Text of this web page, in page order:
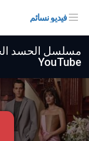
فيديو نسائم
YouTube